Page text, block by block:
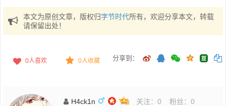
本文为原创文章，版权归字节时代所有，欢迎分享本文，转载
请保留出处！
0人喜欢 0人收藏 分享到：
H4ck1n 关注： 0 粉丝： 0